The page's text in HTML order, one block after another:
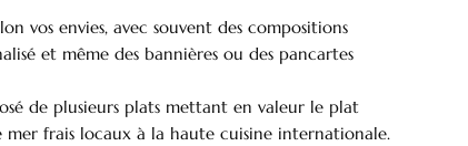
vos envies, avec souvent des compositions
et même des bannières ou des pancartes
de plusieurs plats mettant en valeur le plat
mer frais locaux à la haute cuisine internationale.
Posées